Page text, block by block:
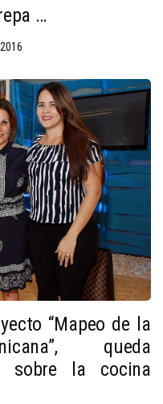
…
“Mapeo de la
queda
sobre la cocina